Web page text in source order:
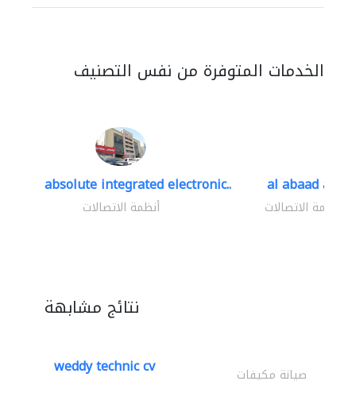
الخدمات المتوفرة من نفس التصنيف
absolute integrated electronic..
أنظمة الاتصالات
al abaad al..
أنظمة الاتصالات
نتائج مشابهة
weddy technic cv صيانة مكيفات